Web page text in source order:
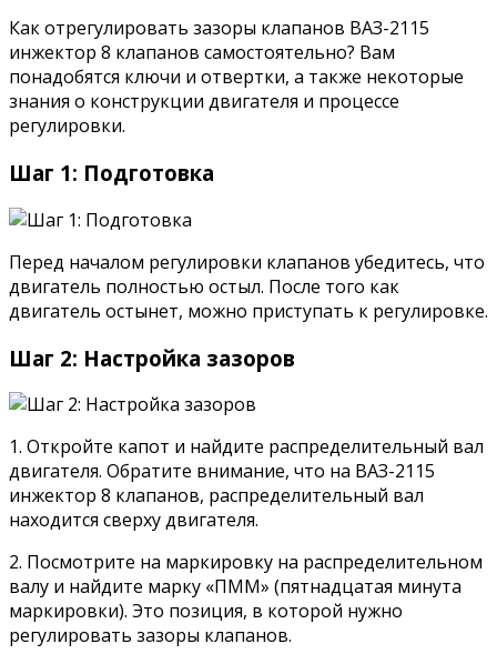
Как отрегулировать зазоры клапанов ВАЗ-2115
инжектор 8 клапанов самостоятельно? Вам
понадобятся ключи и отвертки, а также некоторые
знания о конструкции двигателя и процессе
регулировки.
Шаг 1: Подготовка
Перед началом регулировки клапанов убедитесь, что
двигатель полностью остыл. После того как
двигатель остынет, можно приступать к регулировке.
Шаг 2: Настройка зазоров
1. Откройте капот и найдите распределительный вал
двигателя. Обратите внимание, что на ВАЗ-2115
инжектор 8 клапанов, распределительный вал
находится сверху двигателя.
2. Посмотрите на маркировку на распределительном
валу и найдите марку «ПММ» (пятнадцатая минута
маркировки). Это позиция, в которой нужно
регулировать зазоры клапанов.